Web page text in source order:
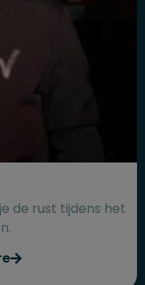
de rust tijdens het